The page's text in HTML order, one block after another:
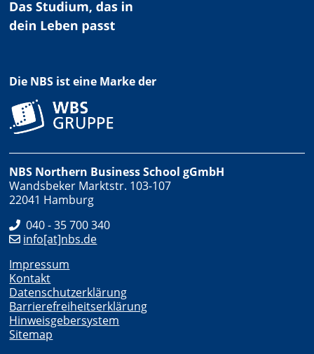
Die NBS ist eine Marke der
NBS Northern Business School gGmbH
Wandsbeker Marktstr. 103-107
22041 Hamburg
040 - 35 700 340
info[at]nbs.de
Impressum
Kontakt
Datenschutzerklärung
Barrierefreiheitserklärung
Hinweisgebersystem
Sitemap